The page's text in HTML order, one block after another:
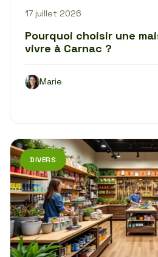
17 juillet 2026
Pourquoi choisir une
vivre à Carnac ?
Marie
DIVERS